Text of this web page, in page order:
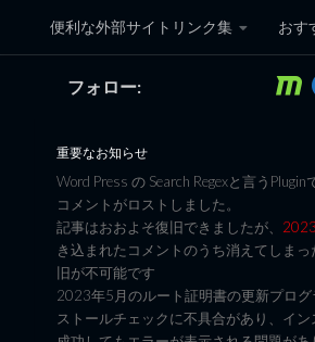
コンテンツへスキップ
便利な外部サイトリンク集 おす
黒翼猫のコ
フォロー:
重要なお知らせ
Word Press の Search Regexと言うPlugin
コメントがロストしました。
記事はおおよそ復旧できましたが、
き込まれたコメントのうち消えてしまっ
旧が不可能です
2023年5月のルート証明書の更新プログ
ストールチェックに不具合があり、イン